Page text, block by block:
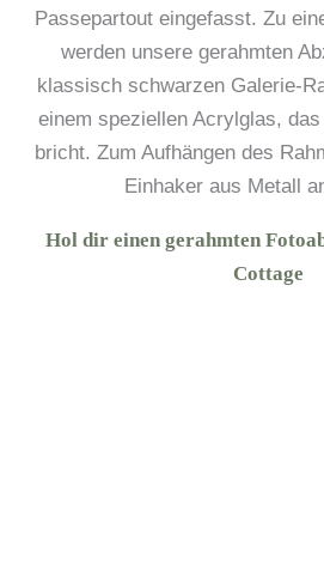
Passepartout eingefasst. Zu
werden unsere gerahmten
klassisch schwarzen Galerie-
einem speziellen Acrylglas,
bricht. Zum Aufhängen des
Einhaker aus Metall
Hol dir einen gerahmten
Cottage